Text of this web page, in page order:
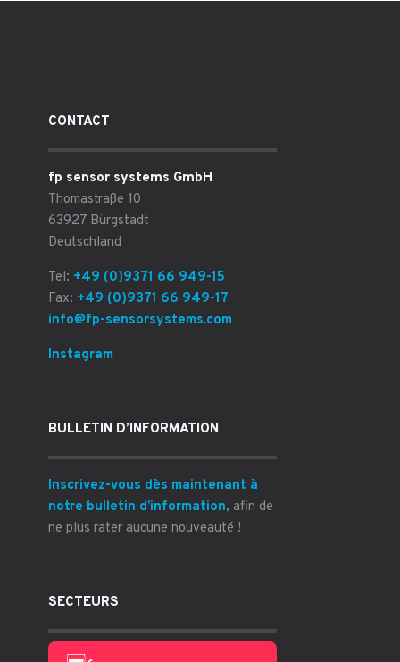
CONTACT
fp sensor systems GmbH
Thomastraße 10
63927 Bürgstadt
Deutschland
Tel: +49 (0)9371 66 949-15
Fax: +49 (0)9371 66 949-17
info@fp-sensorsystems.com
Instagram
BULLETIN D’INFORMATION
Inscrivez-vous dès maintenant à
notre bulletin d’information, afin de
ne plus rater aucune nouveauté !
SECTEURS